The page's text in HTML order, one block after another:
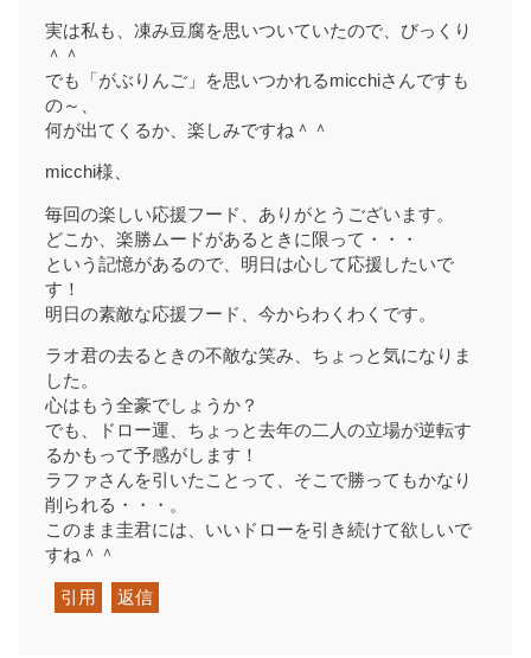
実は私も、凍み豆腐を思いついていたので、びっくり
＾＾
でも「がぶりんご」を思いつかれるmicchiさんですも
の～、
何が出てくるか、楽しみですね＾＾
micchi様、
毎回の楽しい応援フード、ありがとうございます。
どこか、楽勝ムードがあるときに限って・・・
という記憶があるので、明日は心して応援したいで
す！
明日の素敵な応援フード、今からわくわくです。
ラオ君の去るときの不敵な笑み、ちょっと気になりま
した。
心はもう全豪でしょうか？
でも、ドロー運、ちょっと去年の二人の立場が逆転す
るかもって予感がします！
ラファさんを引いたことって、そこで勝ってもかなり
削られる・・・。
このまま圭君には、いいドローを引き続けて欲しいで
すね＾＾
引用 返信